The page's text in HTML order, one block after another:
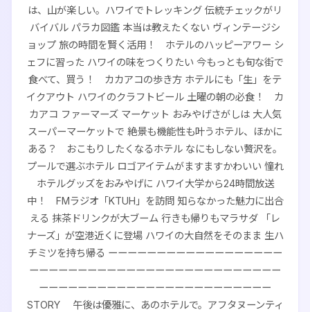
は、山が楽しい。ハワイでトレッキング 伝統チェックがリ
バイバル パラカ図鑑 本当は教えたくない ヴィンテージシ
ョップ 旅の時間を賢く活用！ ホテルのハッピーアワー シ
ェフに習った ハワイの味をつくりたい 今もっとも旬な街で
食べて、買う！ カカアコの歩き方 ホテルにも「生」をテ
イクアウト ハワイのクラフトビール 土曜の朝の必食！ カ
カアコ ファーマーズ マーケット おみやげさがしは 大人気
スーパーマーケットで 絶景も機能性も叶うホテル、ほかに
ある？ おこもりしたくなるホテル なにもしない贅沢を。
プールで選ぶホテル ロゴアイテムがますますかわいい 憧れ
ホテルグッズをおみやげに ハワイ大学から24時間放送
中！ FMラジオ「KTUH」を訪問 知らなかった魅力に出合
える 抹茶ドリンクが大ブーム 行きも帰りもマラサダ 「レ
ナーズ」が空港近くに登場 ハワイの大自然をそのまま 生ハ
チミツを持ち帰る ーーーーーーーーーーーーーーーーーー
ーーーーーーーーーーーーーーーーーーーーーーーーーー
ーーーーーーーーーーーーーーーーーーーーーーーー
STORY 午後は優雅に、あのホテルで。アフタヌーンティ